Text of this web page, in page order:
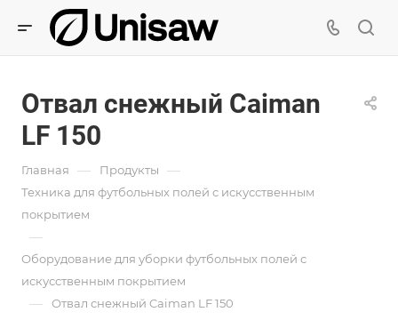
Отвал снежный Caiman
LF 150
Главная — Продукты —
Техника для футбольных полей с искусственным
покрытием
—
Оборудование для уборки футбольных полей с
искусственным покрытием
— Отвал снежный Caiman LF 150